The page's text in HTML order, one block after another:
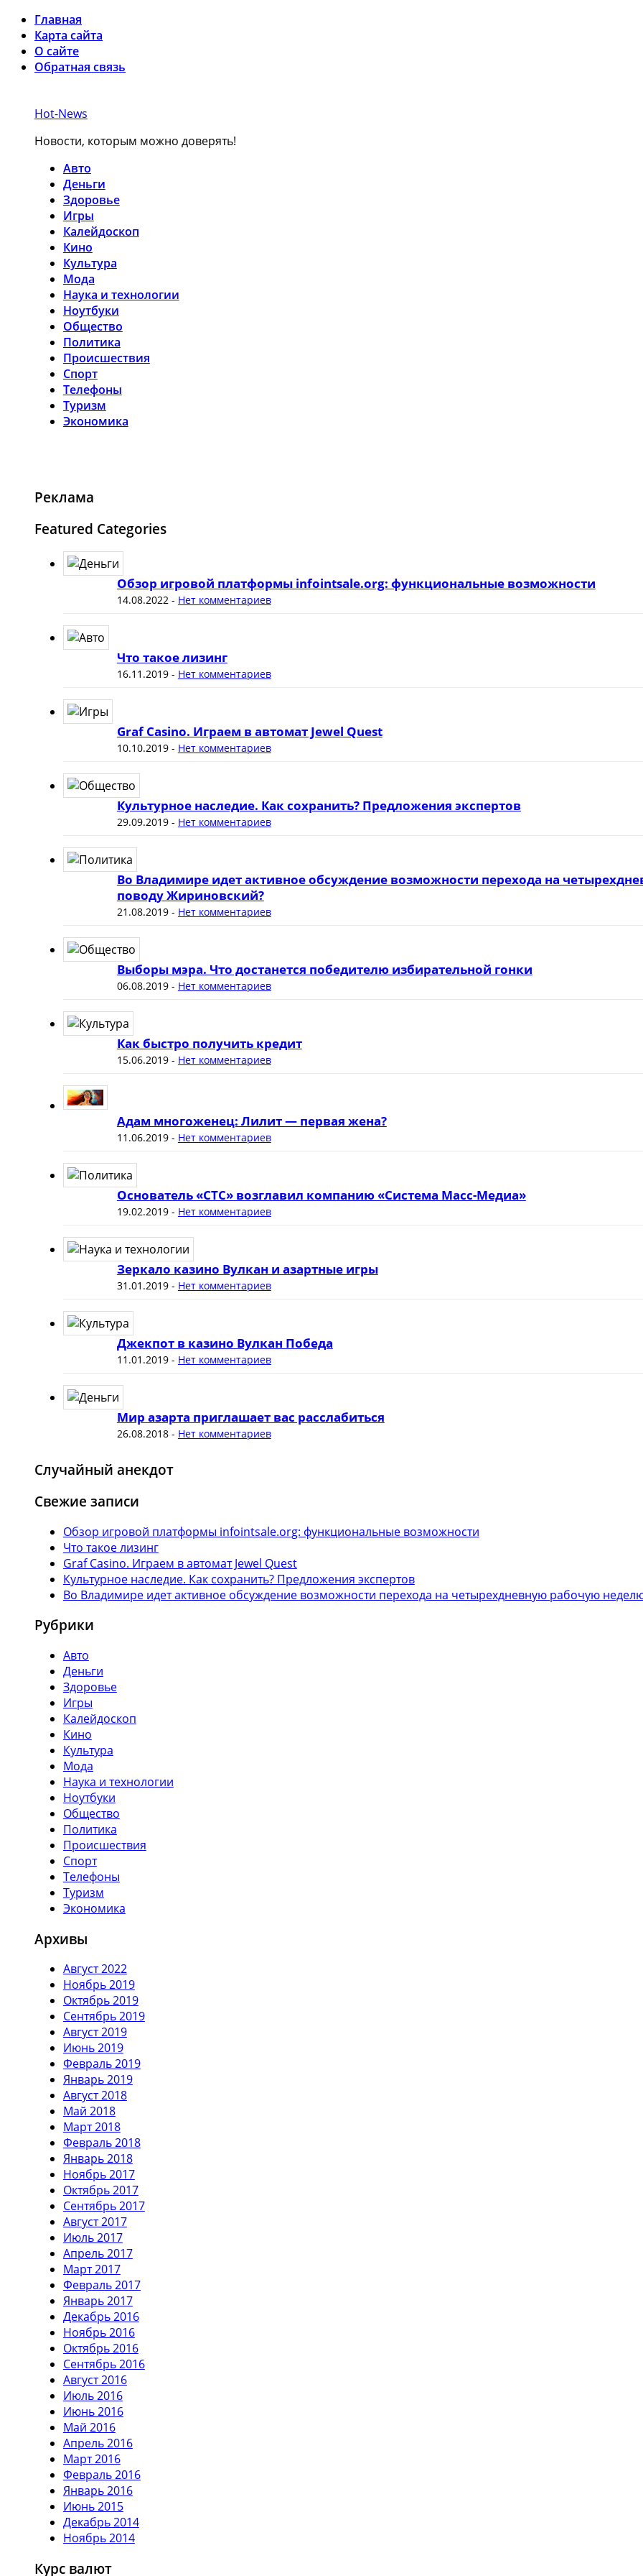
Главная
Карта сайта
О сайте
Обратная связь
Hot-News
Новости, которым можно доверять!
Авто
Деньги
Здоровье
Игры
Калейдоскоп
Кино
Культура
Мода
Наука и технологии
Ноутбуки
Общество
Политика
Происшествия
Спорт
Телефоны
Туризм
Экономика
Реклама
Featured Categories
Обзор игровой платформы infointsale.org: функциональные возможности
14.08.2022 - Нет комментариев
Что такое лизинг
16.11.2019- Нет комментариев
Graf Casino. Играем в автомат Jewel Quest
10.10.2019- Нет комментариев
Культурное наследие. Как сохранить? Предложения экспертов
29.09.2019- Нет комментариев
Во Владимире идет активное обсуждение возможности перехода на
поводу Жириновский?
21.08.2019- Нет комментариев
Выборы мэра. Что достанется победителю избирательной гонки
06.08.2019- Нет комментариев
Как быстро получить кредит
15.06.2019- Нет комментариев
Адам многоженец: Лилит — первая жена?
11.06.2019- Нет комментариев
Основатель «СТС» возглавил компанию «Система Масс-Медиа»
19.02.2019- Нет комментариев
Зеркало казино Вулкан и азартные игры
31.01.2019- Нет комментариев
Джекпот в казино Вулкан Победа
11.01.2019- Нет комментариев
Мир азарта приглашает вас расслабиться
26.08.2018- Нет комментариев
Случайный анекдот
Свежие записи
Обзор игровой платформы infointsale.org: функциональные возможности
Что такое лизинг
Graf Casino. Играем в автомат Jewel Quest
Культурное наследие. Как сохранить? Предложения экспертов
Во Владимире идет активное обсуждение возможности перехода на четырехдневную рабочую
Рубрики
Авто
Деньги
Здоровье
Игры
Калейдоскоп
Кино
Культура
Мода
Наука и технологии
Ноутбуки
Общество
Политика
Происшествия
Спорт
Телефоны
Туризм
Экономика
Архивы
Август 2022
Ноябрь 2019
Октябрь 2019
Сентябрь 2019
Август 2019
Июнь 2019
Февраль 2019
Январь 2019
Август 2018
Май 2018
Март 2018
Февраль 2018
Январь 2018
Ноябрь 2017
Октябрь 2017
Сентябрь 2017
Август 2017
Июль 2017
Апрель 2017
Март 2017
Февраль 2017
Январь 2017
Декабрь 2016
Ноябрь 2016
Октябрь 2016
Сентябрь 2016
Август 2016
Июль 2016
Июнь 2016
Май 2016
Апрель 2016
Март 2016
Февраль 2016
Январь 2016
Июнь 2015
Декабрь 2014
Ноябрь 2014
Курс валют